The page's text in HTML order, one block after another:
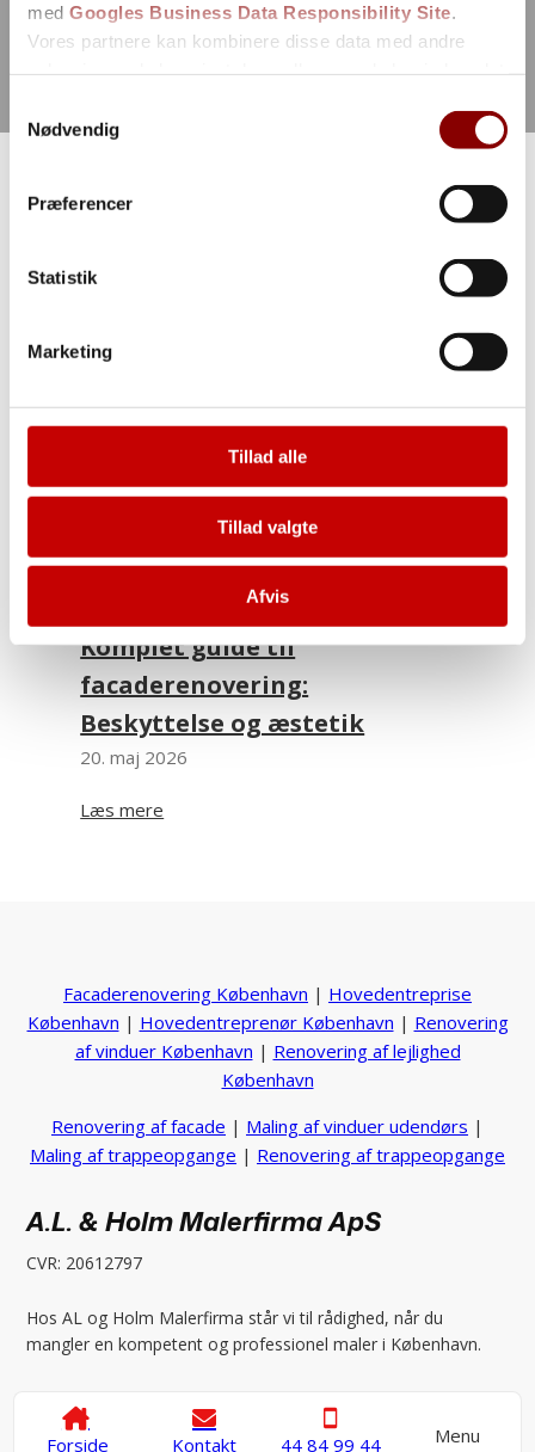
med Googles Business Data Responsibility Site
Vores partnere kan kombinere disse data med andre
Nødvendig
Præferencer
Statistik
Marketing
Tillad alle
Tillad valgte
Afvis
Forside Kontakt 44 84 99 44 Menu
Komplet guide til
facaderenovering:
Beskyttelse og æstetik
20. maj 2026
Læs mere
Facaderenovering København | Hovedentreprise
København | Hovedentreprenør København | Renovering
af vinduer København | Renovering af lejlighed
København
Renovering af facade | Maling af vinduer udendørs |
Maling af trappeopgange | Renovering af trappeopgange
A.L. & Holm Malerfirma ApS
CVR: 20612797
Hos AL og Holm Malerfirma står vi til rådighed, når du
mangler en kompetent og professionel maler i København.
Se Cookies- & Privatlivspolitik